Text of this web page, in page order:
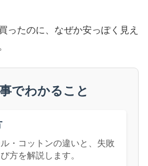
ったのに、なぜか安っぽく見え
でわかること
・コットンの違いと、失敗
方を解説します。